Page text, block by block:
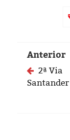
Anterior
2ª Via
Santander